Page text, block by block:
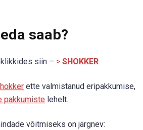
saab?
siin – > SHOKKER
ette valmistanud eripakkumise,
pakkumiste lehelt.
võitmiseks on järgnev: